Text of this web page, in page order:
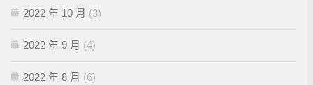
2022 年 10 月 (3)
2022 年 9 月 (4)
2022 年 8 月 (6)